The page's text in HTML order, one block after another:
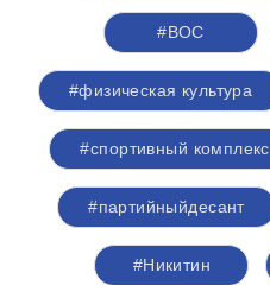
#ВОС
#физическая культура
#спортивный комплекс
#партийныйдесант
#Никитин